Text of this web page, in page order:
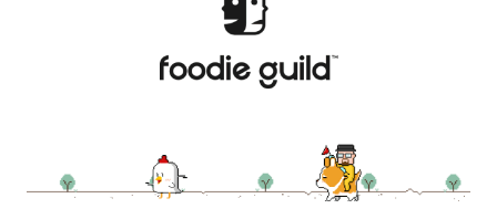
水区
公会活动
悬赏测评